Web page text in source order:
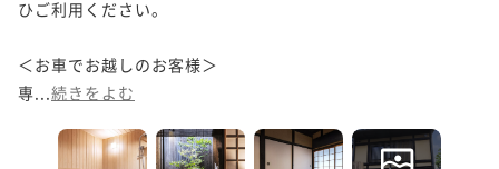
ひご利用ください。
＜お車でお越しのお客様＞
専... 続きをよむ